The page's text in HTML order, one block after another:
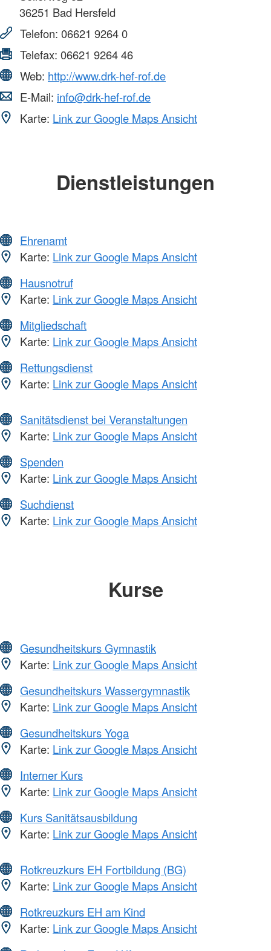
36251 Bad Hersfeld
Telefon: 06621 9264 0
Telefax: 06621 9264 46
Web: http://www.drk-hef-rof.de
E-Mail: info@drk-hef-rof.de
Karte: Link zur Google Maps Ansicht
Dienstleistungen
Ehrenamt
Karte: Link zur Google Maps Ansicht
Hausnotruf
Karte: Link zur Google Maps Ansicht
Mitgliedschaft
Karte: Link zur Google Maps Ansicht
Rettungsdienst
Karte: Link zur Google Maps Ansicht
Sanitätsdienst bei Veranstaltungen
Karte: Link zur Google Maps Ansicht
Spenden
Karte: Link zur Google Maps Ansicht
Suchdienst
Karte: Link zur Google Maps Ansicht
Kurse
Gesundheitskurs Gymnastik
Karte: Link zur Google Maps Ansicht
Gesundheitskurs Wassergymnastik
Karte: Link zur Google Maps Ansicht
Gesundheitskurs Yoga
Karte: Link zur Google Maps Ansicht
Interner Kurs
Karte: Link zur Google Maps Ansicht
Kurs Sanitätsausbildung
Karte: Link zur Google Maps Ansicht
Rotkreuzkurs EH Fortbildung (BG)
Karte: Link zur Google Maps Ansicht
Rotkreuzkurs EH am Kind
Karte: Link zur Google Maps Ansicht